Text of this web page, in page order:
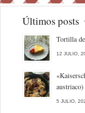
Últimos posts
Tortilla
12 JULIO,
austriaco)
5 JULIO,